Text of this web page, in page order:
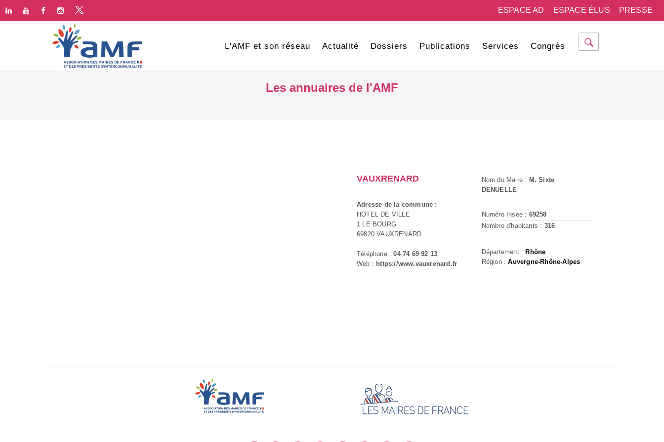
PRESSE
ESPACE ÉLUS
ESPACE AD
L'AMF et son réseau Actualité Dossiers Publications Services Congrès
Les annuaires de l'AMF
VAUXRENARD
Adresse de la commune :
HOTEL DE VILLE
1 LE BOURG
69820 VAUXRENARD
Téléphone :04 74 69 92 13
Web : https://www.vauxrenard.fr
Nom du Maire : M. Sixte
DENUELLE
Numéro Insee : 69258
Nombre d'habitants : 316
Département : Rhône
Région :Auvergne-Rhône-Alpes